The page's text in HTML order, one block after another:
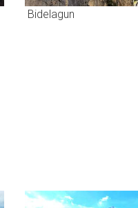
Bidelagun